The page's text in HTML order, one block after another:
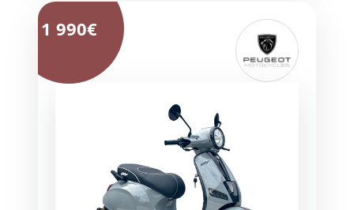
1 990€